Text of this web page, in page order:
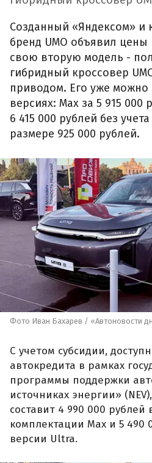
Созданный «Яндексом» и
бренд UMO объявил
свою вторую модель -
гибридный кроссовер
приводом. Его уже можно
версиях: Max за 5 915 000
6 415 000 рублей без
размере 925 000 рублей.
Фото Иван Бахарев / «Автоновости
С учетом субсидии,
автокредита в рамках
программы поддержки
источниках энергии»
составит 4 990 000 рублей
комплектации Max и 5 490
версии Ultra.